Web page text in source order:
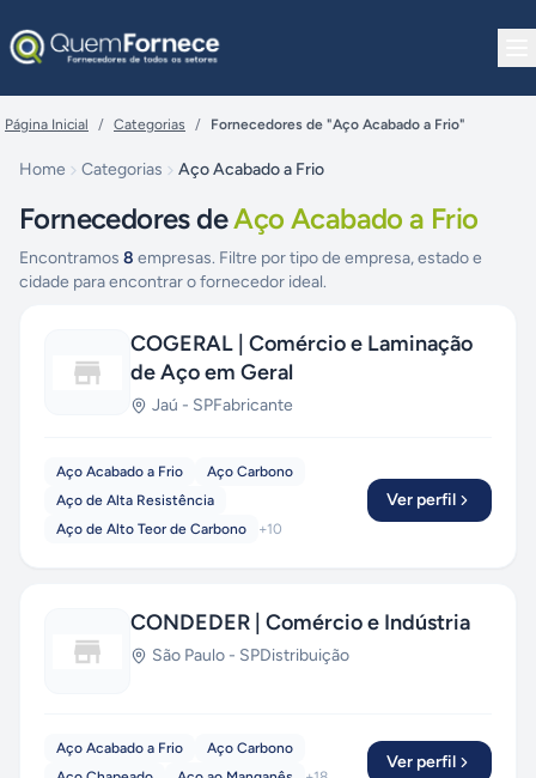
Página Inicial / Categorias / Fornecedores de "Aço Acabado a Frio"
Home Categorias Aço Acabado a Frio
Fornecedores deAço Acabado a Frio
Encontramos 8 empresas. Filtre por tipo de empresa, estado e
cidade para encontrar o fornecedor ideal.
COGERAL | Comércio e Laminação
de Aço em Geral
Jaú - SPFabricante
Aço Acabado a Frio
Aço Carbono
Aço de Alta Resistência
Aço de Alto Teor de Carbono
+10
Ver perfil
CONDEDER | Comércio e Indústria
São Paulo - SPDistribuição
Aço Acabado a Frio
Aço Carbono
Ver perfil